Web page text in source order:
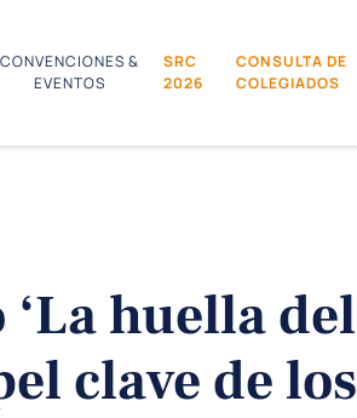
CONVENCIONES &
EVENTOS
SRC
2026
CONSULTA DE
COLEGIADOS
huella del
clave de los